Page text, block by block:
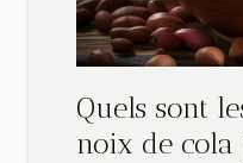
Quels sont
noix de cola